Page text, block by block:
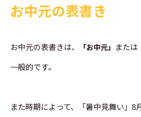
お中元の表書き
お中元の表書きは、 「お中元」 または
一般的です。
また時期によって、「暑中見舞い」8